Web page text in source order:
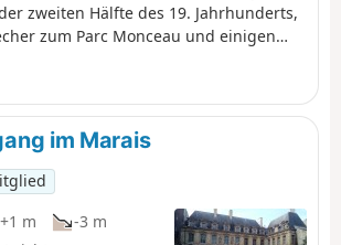
zweiten Hälfte des 19. Jahrhunderts,
zum Parc Monceau und einigen
im Marais
+1 m
-3 m